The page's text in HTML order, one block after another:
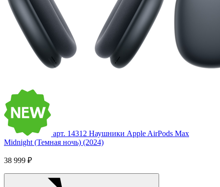
арт. 14312 Наушники Apple AirPods Max
Midnight (Темная ночь) (2024)
38 999 ₽